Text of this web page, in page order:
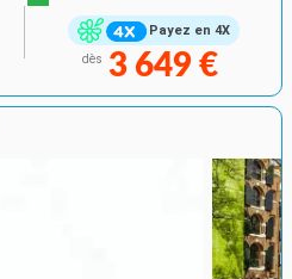
Payez en 4X
dès 3 649 €